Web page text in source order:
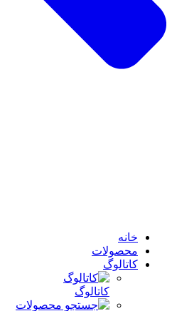
خانه
محصولات
کاتالوگ
کاتالوگ